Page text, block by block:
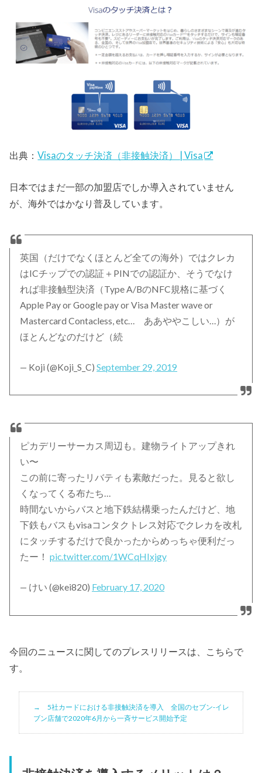
出典：Visaのタッチ決済（非接触決済） | Visa
日本ではまだ一部の加盟店でしか導入されていません
が、海外ではかなり普及しています。
英国（だけでなくほとんど全ての海外）ではクレカ
はICチップでの認証＋PINでの認証か、そうでなけ
れば非接触型決済（Type A/BのNFC規格に基づく
Apple Pay or Google pay or Visa Master wave or
Mastercard Contacless, etc… ああややこしい…）が
ほとんどなのだけど（続
— Koji (@Koji_S_C)September 29, 2019
ピカデリーサーカス周辺も。建物ライトアップきれ
い〜
この前に寄ったリバティも素敵だった。見ると欲し
くなってくる布たち…
時間ないからバスと地下鉄結構乗ったんだけど、地
下鉄もバスもvisaコンタクトレス対応でクレカを改札
にタッチするだけで良かったからめっちゃ便利だっ
たー！pic.twitter.com/1WCqHIxjgy
— けい (@kei820) February 17, 2020
今回のニュースに関してのプレスリリースは、こちらで
す。
5社カードにおける非接触決済を導入 全国のセブン‐イレ
ブン店舗で2020年6月から一斉サービス開始予定